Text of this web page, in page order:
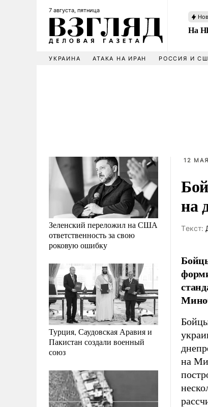
7 августа, пятница
На
УКРАИНА АТАКА НА ИРАН РОССИЯ И
Зеленский переложил на США
ответственность за свою
роковую ошибку
Турция, Саудовская Аравия и
Пакистан создали военный
союз
12
на
Tекст:
на